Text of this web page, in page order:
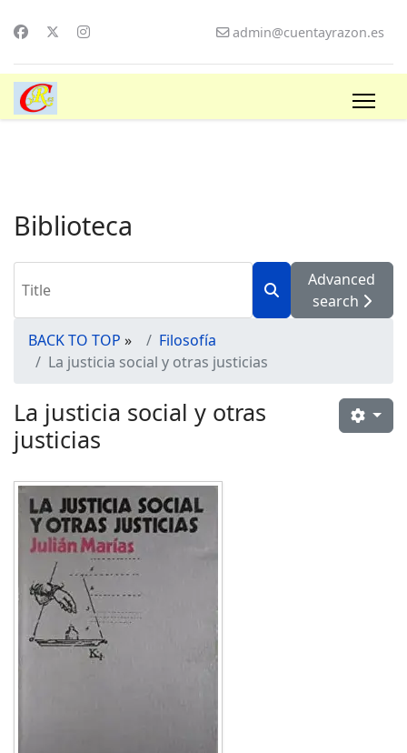
admin@cuentayrazon.es
Biblioteca
Advanced
search
BACK TO TOP »
Filosofía
La justicia social y otras justicias
La justicia social y otras
justicias